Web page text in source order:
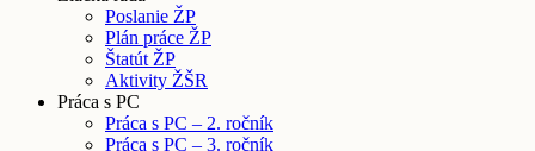
Poslanie ŽP
Plán práce ŽP
Štatút ŽP
Aktivity ŽŠR
Práca s PC
Práca s PC – 2. ročník
Práca s PC – 3. ročník